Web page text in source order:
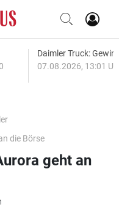
Daimler Truck:
07.08.2026, 13:01
die Börse
geht an